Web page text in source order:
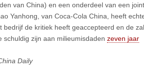
van China) en een onderdeel van een joint
Yanhong, van Coca-Cola China, heeft
de kritiek heeft geaccepteerd en de
zijn aan milieumisdaden zeven jaar
Daily